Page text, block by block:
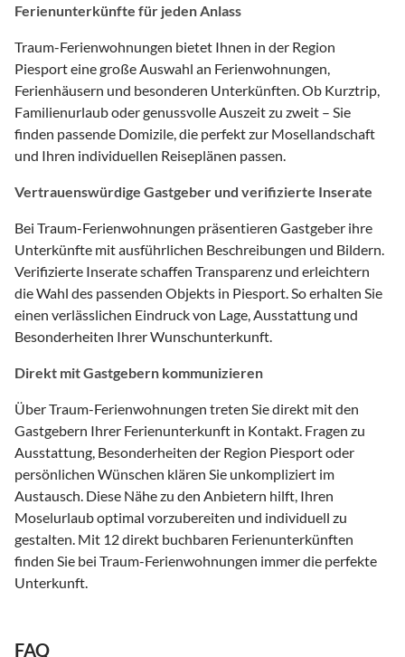
Ferienunterkünfte für jeden Anlass
Traum-Ferienwohnungen bietet Ihnen in der Region
Piesport eine große Auswahl an Ferienwohnungen,
Ferienhäusern und besonderen Unterkünften. Ob Kurztrip,
Familienurlaub oder genussvolle Auszeit zu zweit – Sie
finden passende Domizile, die perfekt zur Mosellandschaft
und Ihren individuellen Reiseplänen passen.
Vertrauenswürdige Gastgeber und verifizierte Inserate
Bei Traum-Ferienwohnungen präsentieren Gastgeber ihre
Unterkünfte mit ausführlichen Beschreibungen und Bildern.
Verifizierte Inserate schaffen Transparenz und erleichtern
die Wahl des passenden Objekts in Piesport. So erhalten Sie
einen verlässlichen Eindruck von Lage, Ausstattung und
Besonderheiten Ihrer Wunschunterkunft.
Direkt mit Gastgebern kommunizieren
Über Traum-Ferienwohnungen treten Sie direkt mit den
Gastgebern Ihrer Ferienunterkunft in Kontakt. Fragen zu
Ausstattung, Besonderheiten der Region Piesport oder
persönlichen Wünschen klären Sie unkompliziert im
Austausch. Diese Nähe zu den Anbietern hilft, Ihren
Moselurlaub optimal vorzubereiten und individuell zu
gestalten. Mit 12 direkt buchbaren Ferienunterkünften
finden Sie bei Traum-Ferienwohnungen immer die perfekte
Unterkunft.
FAQ